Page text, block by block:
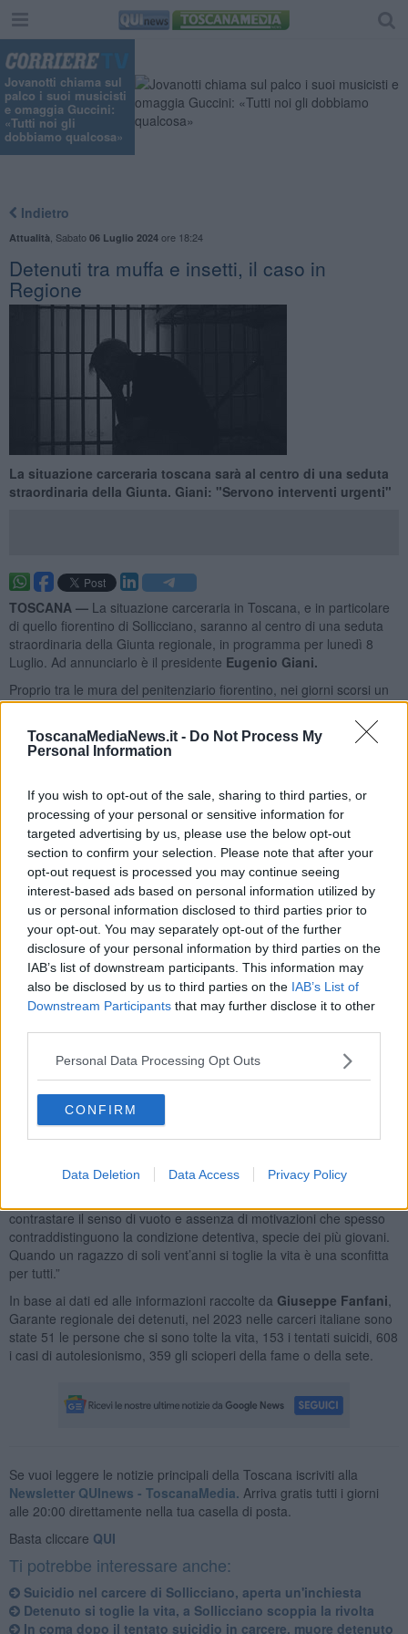
ToscanaMediaNews.it - Do Not Process My
Personal Information
If you wish to opt-out of the sale, sharing to third parties, or
processing of your personal or sensitive information for
targeted advertising by us, please use the below opt-out
section to confirm your selection. Please note that after your
opt-out request is processed you may continue seeing
interest-based ads based on personal information utilized by
us or personal information disclosed to third parties prior to
your opt-out. You may separately opt-out of the further
disclosure of your personal information by third parties on the
IAB’s list of downstream participants. This information may
also be disclosed by us to third parties on the IAB’s List of
Downstream Participants that may further disclose it to other
Personal Data Processing Opt Outs
CONFIRM
Data Deletion Data Access Privacy Policy
Jovanotti chiama sul
palco i suoi musicisti
e omaggia Guccini:
«Tutti noi gli
dobbiamo qualcosa»
Indietro
Attualità Sabato 06 Luglio 2024ore 18:24
Detenuti tra muffa e insetti, il caso in
Regione
La situazione carceraria toscana sarà al centro di una seduta
straordinaria della Giunta. Giani: "Servono interventi urgenti"
TOSCANA — La situazione carceraria in Toscana, e in particolare
di quello fiorentino di Sollicciano, saranno al centro di una seduta
straordinaria della Giunta regionale, in programma per lunedì 8
Luglio. Ad annunciarlo è il presidente Eugenio Giani.
Proprio tra le mura del penitenziario fiorentino, nei giorni scorsi un
detenuto di 20 anni si è tolto la vita e, dopo l'accaduto, è divampata
(vedi
articoli collegati).
"Il carcere di Sollicciano - si legge in una nota della Regione - E'
noto per le suepessime condizioni igieniche e sanitarie
gravesovraffollamento: al 30 giugno risultavano presenti un
numero di detenuti ben superiore a quello previsto dalla capienza
regolamentare e in queste settimane la situazione nelle celle è
ulteriormente peggiorata a causa del caldo". A questo si
aggiungerebbero numerosi esposti presentati negli ultimi mesi da
parte degli avvocati dei detenuti dello stesso carcere per
denunciare, si legge nella nota della Regione "Carenza di prodotti
igienici, muffa, insetti, barattoli pieni di cimici".
Lunedì 8 Luglio la questione sarà sul tavolo della Giunta, che si
riunirà per una seduta straordinaria dedicata ad una informativa
sulla situazione delle carceri. "E’ necessario - commenta il
presidente della Regione Eugenio Giani - che il Ministero della
Giustizia dia seguito al progetto volto al risanamento e
rigenerazione della struttura carceraria ed ad
sotto il profilo igienico - sanitario e ancor di più al ripristino di
condizioni di vita dignitose per tutti coloro che sono soggetti a
misure detentive. La Regione – aggiunge Giani – intende destinare
500mila eurodi risorse proprie per promuovere ed incentivare
contrastare il senso di vuoto e assenza di motivazioni che spesso
contraddistinguono la condizione detentiva, specie dei più giovani.
Quando un ragazzo di soli vent’anni si toglie la vita è una sconfitta
per tutti.”
In base ai dati ed alle informazioni raccolte da Giuseppe Fanfani
Garante regionale dei detenuti, nel 2023 nelle carceri italiane sono
state 51 le persone che si sono tolte la vita, 153 i tentati suicidi, 608
i casi di autolesionismo, 359 gli scioperi della fame o della sete.
Se vuoi leggere le notizie principali della Toscana iscriviti alla
Newsletter QUInews - ToscanaMedia. Arriva gratis tutti i giorni
alle 20:00 direttamente nella tua casella di posta.
Basta cliccare QUI
Ti potrebbe interessare anche:
Suicidio nel carcere di Sollicciano, aperta un'inchiesta
Detenuto si toglie la vita, a Sollicciano scoppia la rivolta
In coma dopo il tentato suicidio in carcere, muore detenuto